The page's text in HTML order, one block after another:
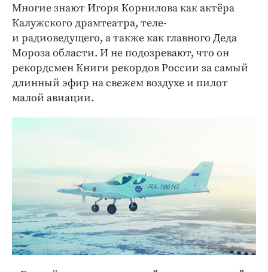
Многие знают Игоря Корнилова как актёра
Калужского драмтеатра, теле-
и радиоведущего, а также как главного Деда
Мороза области. И не подозревают, что он
рекордсмен Книги рекордов России за самый
длинный эфир на свежем воздухе и пилот
малой авиации.